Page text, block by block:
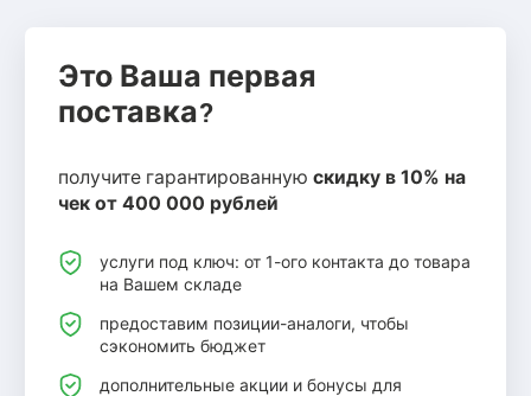
Это Ваша первая
поставка?
получите гарантированную скидку в 10% на
чек от 400 000 рублей
услуги под ключ: от 1-ого контакта до товара
на Вашем складе
предоставим позиции-аналоги, чтобы
сэкономить бюджет
дополнительные акции и бонусы для